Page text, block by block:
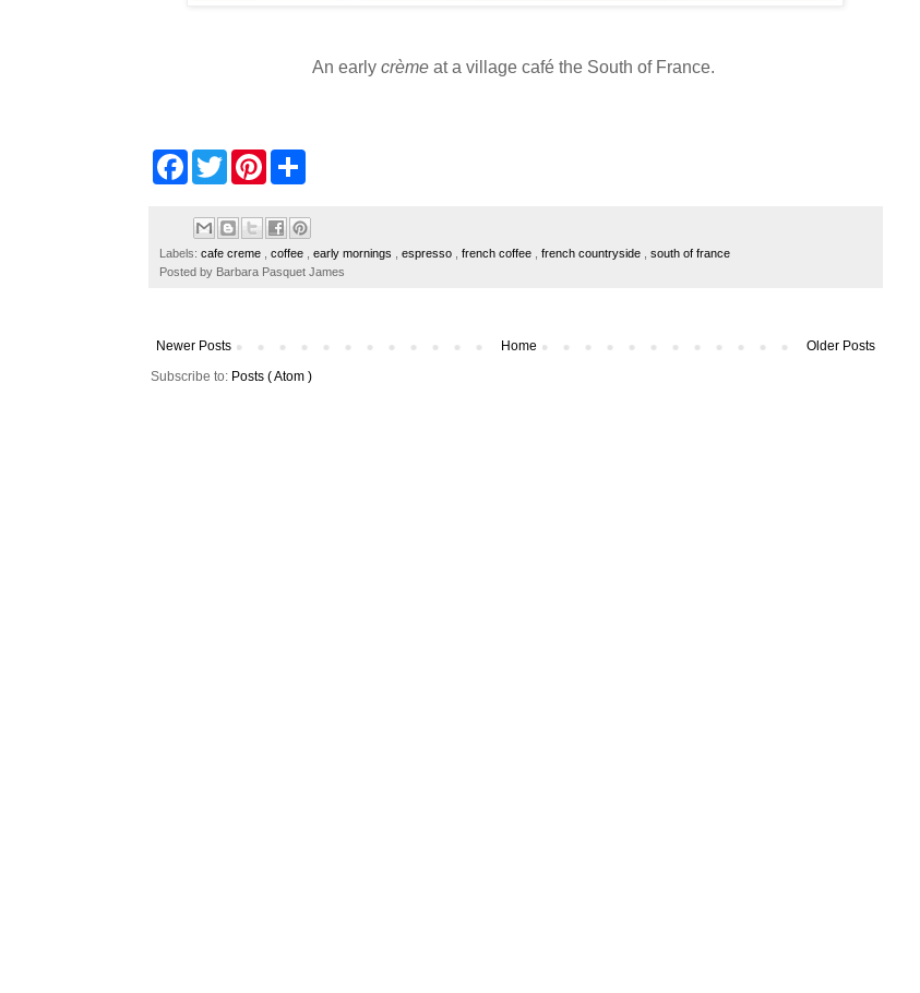
An early crèmeat a village café the South of France.
o
k
w
t
e
s
e
Labels: cafe creme , coffee , early mornings , espresso , french coffee , french countryside , south of france
Posted by Barbara Pasquet James
Newer Posts Older Posts
Home
Subscribe to: Posts ( Atom )